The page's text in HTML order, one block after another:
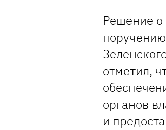
Решение о
отметил,
органов
и